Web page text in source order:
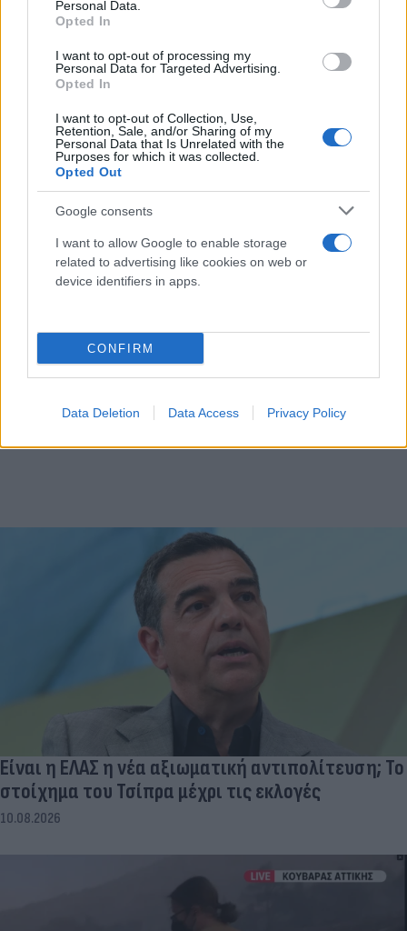
Personal Data.
Opted In
I want to opt-out of processing my
Personal Data for Targeted Advertising.
Opted In
I want to opt-out of Collection, Use,
Retention, Sale, and/or Sharing of my
Personal Data that Is Unrelated with the
Purposes for which it was collected.
Opted Out
Google consents
I want to allow Google to enable storage
related to advertising like cookies on web or
device identifiers in apps.
CONFIRM
Data Deletion Data Access Privacy Policy
Οι ξεκαρδιστικές μιμήσεις του
Αντετοκούνμπο στις πιο αστείες
γκριμάτσες του Μπαμ Αντεμπάγιο
10.08.2026
Είναι η ΕΛΑΣ η νέα αξιωματική αντιπολίτευση; Το
στοίχημα του Τσίπρα μέχρι τις εκλογές
10.08.2026